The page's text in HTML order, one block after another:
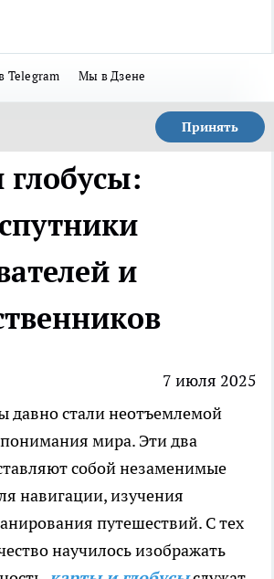
Telegram Мы в Дзене
Принять
и
7 июля 2025
давно стали неотъемлемой
мира. Эти два
собой незаменимые
навигации, изучения
путешествий. С тех
научилось изображать